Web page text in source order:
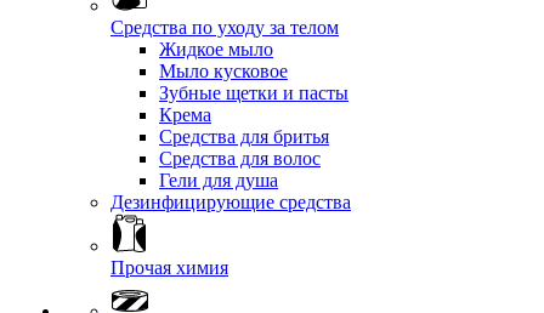
Средства по уходу за телом
Жидкое мыло
Мыло кусковое
Зубные щетки и пасты
Крема
Средства для бритья
Средства для волос
Гели для душа
Дезинфицирующие средства
Прочая химия